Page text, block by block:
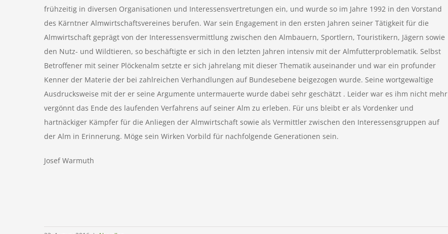
frühzeitig in diversen Organisationen und Interessensvertretungen ein, und wurde so im Jahre 1992 in den Vorstand
des Kärntner Almwirtschaftsvereines berufen. War sein Engagement in den ersten Jahren seiner Tätigkeit für die
Almwirtschaft geprägt von der Interessensvermittlung zwischen den Almbauern, Sportlern, Touristikern, Jägern sowie
den Nutz- und Wildtieren, so beschäftigte er sich in den letzten Jahren intensiv mit der Almfutterproblematik. Selbst
Betroffener mit seiner Plöckenalm setzte er sich jahrelang mit dieser Thematik auseinander und war ein profunder
Kenner der Materie der bei zahlreichen Verhandlungen auf Bundesebene beigezogen wurde. Seine wortgewaltige
Ausdrucksweise mit der er seine Argumente untermauerte wurde dabei sehr geschätzt . Leider war es ihm nicht mehr
vergönnt das Ende des laufenden Verfahrens auf seiner Alm zu erleben. Für uns bleibt er als Vordenker und
hartnäckiger Kämpfer für die Anliegen der Almwirtschaft sowie als Vermittler zwischen den Interessensgruppen auf
der Alm in Erinnerung. Möge sein Wirken Vorbild für nachfolgende Generationen sein.
Josef Warmuth